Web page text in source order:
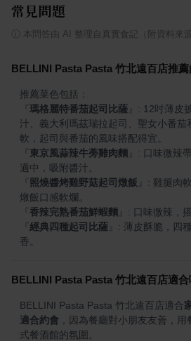
常見問題
本問答由 AI 整理自真實食記（附資料來源
BELLINI Pasta Pasta 竹北遠百店推薦
瑪格麗特番茄起司比薩
: 12吋薄皮
汁、義大利瑪茲瑞拉起司、聖女小番茄
東京風蒜辣牛蒡雞肉麵
: 口味微辣
照燒醬烤雞野菇起司燉飯
: 雞腿肉
香辣完熟番茄鮮蝦麵
經典四種起司比薩
: 薄皮酥脆，四
香。
BELLINI Pasta Pasta 竹北遠百店適
BELLINI Pasta Pasta 竹北遠百店適合
適合約會 ，因為餐廳對小朋友友善，
式餐酒館的氛圍。